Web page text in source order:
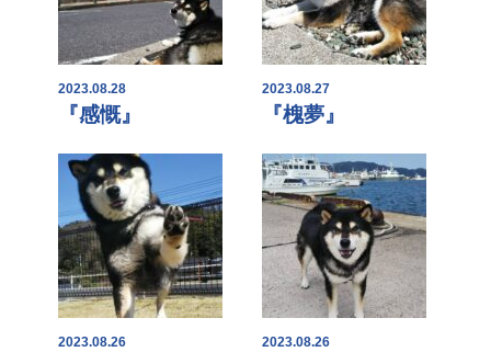
2023.08.28
『感慨』
2023.08.27
『槐夢』
2023.08.26 2023.08.26